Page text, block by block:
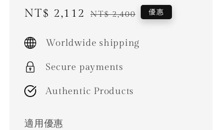
Sale
NT$ 2,112 Regular
NT$ 2,400 優惠
Worldwide shipping
Secure payments
Authentic Products
適用優惠